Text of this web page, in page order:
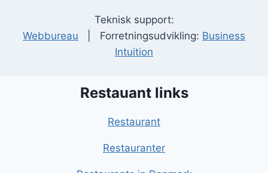
Teknisk support:
Webbureau | Forretningsudvikling: Business
Intuition
Restauant links
Restaurant
Restauranter